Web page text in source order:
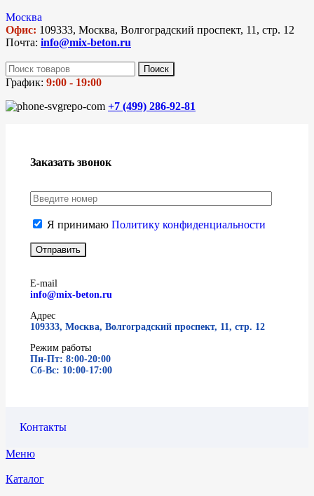
Москва
Офис: 109333, Москва, Волгоградский проспект, 11, стр. 12
Почта: info@mix-beton.ru
Поиск
График: 9:00 - 19:00
+7 (499) 286-92-81
Заказать звонок
Я принимаю Политику конфиденциальности
E-mail
info@mix-beton.ru
Адрес
109333, Москва, Волгоградский проспект, 11, стр. 12
Режим работы
Пн-Пт: 8:00-20:00
Сб-Вс: 10:00-17:00
Контакты
Меню
Каталог